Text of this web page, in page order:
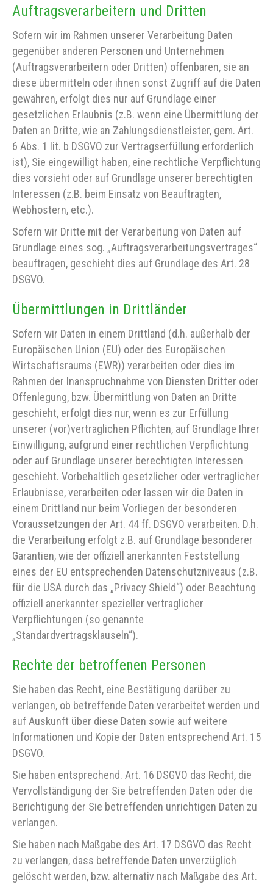
Auftragsverarbeitern und Dritten
Sofern wir im Rahmen unserer Verarbeitung Daten
gegenüber anderen Personen und Unternehmen
(Auftragsverarbeitern oder Dritten) offenbaren, sie an
diese übermitteln oder ihnen sonst Zugriff auf die Daten
gewähren, erfolgt dies nur auf Grundlage einer
gesetzlichen Erlaubnis (z.B. wenn eine Übermittlung der
Daten an Dritte, wie an Zahlungsdienstleister, gem. Art.
6 Abs. 1 lit. b DSGVO zur Vertragserfüllung erforderlich
ist), Sie eingewilligt haben, eine rechtliche Verpflichtung
dies vorsieht oder auf Grundlage unserer berechtigten
Interessen (z.B. beim Einsatz von Beauftragten,
Webhostern, etc.).
Sofern wir Dritte mit der Verarbeitung von Daten auf
Grundlage eines sog. „Auftragsverarbeitungsvertrages“
beauftragen, geschieht dies auf Grundlage des Art. 28
DSGVO.
Übermittlungen in Drittländer
Sofern wir Daten in einem Drittland (d.h. außerhalb der
Europäischen Union (EU) oder des Europäischen
Wirtschaftsraums (EWR)) verarbeiten oder dies im
Rahmen der Inanspruchnahme von Diensten Dritter oder
Offenlegung, bzw. Übermittlung von Daten an Dritte
geschieht, erfolgt dies nur, wenn es zur Erfüllung
unserer (vor)vertraglichen Pflichten, auf Grundlage Ihrer
Einwilligung, aufgrund einer rechtlichen Verpflichtung
oder auf Grundlage unserer berechtigten Interessen
geschieht. Vorbehaltlich gesetzlicher oder vertraglicher
Erlaubnisse, verarbeiten oder lassen wir die Daten in
einem Drittland nur beim Vorliegen der besonderen
Voraussetzungen der Art. 44 ff. DSGVO verarbeiten. D.h.
die Verarbeitung erfolgt z.B. auf Grundlage besonderer
Garantien, wie der offiziell anerkannten Feststellung
eines der EU entsprechenden Datenschutzniveaus (z.B.
für die USA durch das „Privacy Shield“) oder Beachtung
offiziell anerkannter spezieller vertraglicher
Verpflichtungen (so genannte
„Standardvertragsklauseln“).
Rechte der betroffenen Personen
Sie haben das Recht, eine Bestätigung darüber zu
verlangen, ob betreffende Daten verarbeitet werden und
auf Auskunft über diese Daten sowie auf weitere
Informationen und Kopie der Daten entsprechend Art. 15
DSGVO.
Sie haben entsprechend. Art. 16 DSGVO das Recht, die
Vervollständigung der Sie betreffenden Daten oder die
Berichtigung der Sie betreffenden unrichtigen Daten zu
verlangen.
Sie haben nach Maßgabe des Art. 17 DSGVO das Recht
zu verlangen, dass betreffende Daten unverzüglich
gelöscht werden, bzw. alternativ nach Maßgabe des Art.